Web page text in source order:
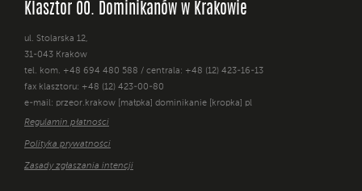
Klasztor OO. Dominikanów w Krakowie
ul. Stolarska 12,
31-043 Kraków
tel. kom. +48 694 480 588 / centrala: +48 (12) 423-16-13
fax klasztoru: +48 (12) 423-00-80
e-mail: przeor.krakow [małpka] dominikanie [kropka] pl
Regulamin płatności
Polityka prywatności
Zasady zgłaszania intencji